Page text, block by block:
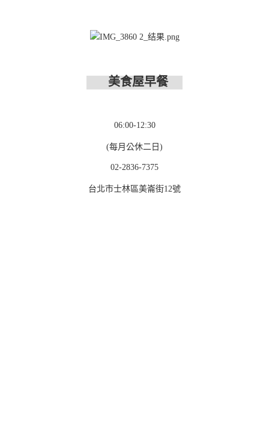
美食屋早餐
06:00-12:30
(每月公休二日)
02-2836-7375
台北市士林區美崙街12號